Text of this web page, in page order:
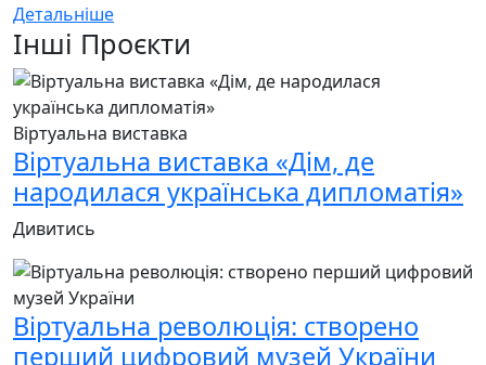
Детальніше
Інші Проєкти
Віртуальна виставка
Віртуальна виставка «Дім, де
народилася українська дипломатія»
Дивитись
Віртуальна революція: створено
перший цифровий музей України